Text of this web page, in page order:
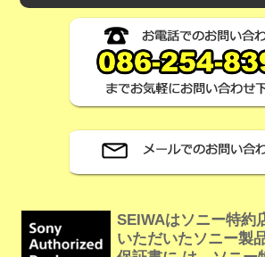
SEIWAはソニー特約
いただいたソニー製